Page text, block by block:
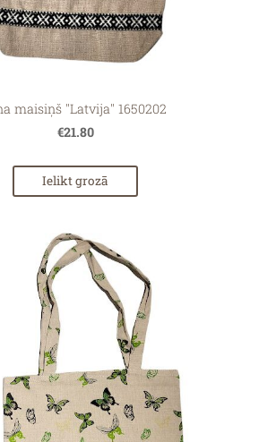
maisiņš ''Latvija'' 1650202
€21.80
Ielikt grozā